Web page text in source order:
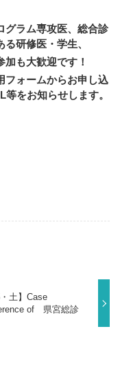
ラム専攻医、総合診
研修医・学生、
大歓迎です！
ォームからお申し込
をお知らせします。
・土】Case
of 県宮総診